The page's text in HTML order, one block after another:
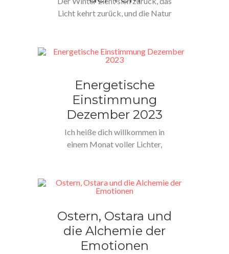
Licht kehrt zurück, und die Natur
Energetische
Einstimmung
Dezember 2023
Ich heiße dich willkommen in
einem Monat voller Lichter,
Ostern, Ostara und
die Alchemie der
Emotionen